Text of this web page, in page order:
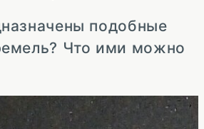
подобные
Что ими можно